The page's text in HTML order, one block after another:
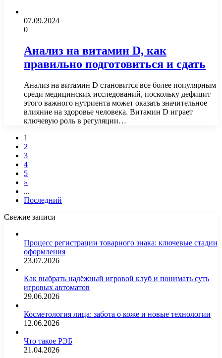
07.09.2024
0
Анализ на витамин D, как
правильно подготовиться и сдать
Анализ на витамин D становится все более популярным
среди медицинских исследований, поскольку дефицит
этого важного нутриента может оказать значительное
влияние на здоровье человека. Витамин D играет
ключевую роль в регуляции…
1
2
3
4
5
»
...
Последний
Свежие записи
Процесс регистрации товарного знака: ключевые стадии
оформления
23.07.2026
Как выбрать надёжный игровой клуб и понимать суть
игровых автоматов
29.06.2026
Косметология лица: забота о коже и новые технологии
12.06.2026
Что такое РЭБ
21.04.2026